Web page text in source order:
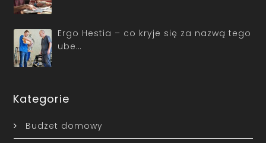
Ergo Hestia – co kryje się za nazwą tego
ube…
Kategorie
Budżet domowy